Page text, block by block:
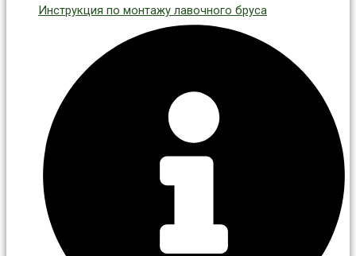
Инструкция по монтажу лавочного бруса